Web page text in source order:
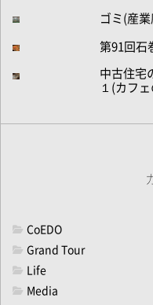
ゴミ(産
第91回石
中古住宅
１(カフ
CoEDO
Grand Tour
Life
Media